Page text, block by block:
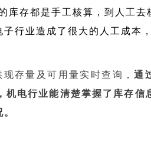
库存都是手工核算，到人工去
行业造成了很大的人工成本
存量及可用量实时查询，通
机电行业能清楚掌握了库存信